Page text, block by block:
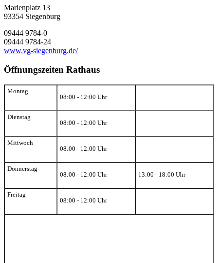
Marienplatz 13
93354 Siegenburg
09444 9784-0
09444 9784-24
www.vg-siegenburg.de/
Öffnungszeiten Rathaus
Montag
08:00 - 12:00 Uhr
Dienstag
08:00 - 12:00 Uhr
Mittwoch
08:00 - 12:00 Uhr
Donnerstag
08:00 - 12:00 Uhr
13:00 - 18:00 Uhr
Freitag
08:00 - 12:00 Uhr